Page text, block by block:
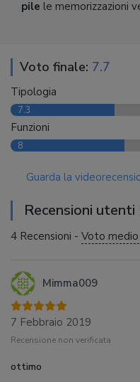
pile le memorizzazioni
Voto finale: 7.7
Tipologia
7.3
Funzioni
8
Guarda la
Recensioni
4 Recensioni - Voto medio
Mimma009
7 Febbraio 2019
Recensione non verificata
ottimo